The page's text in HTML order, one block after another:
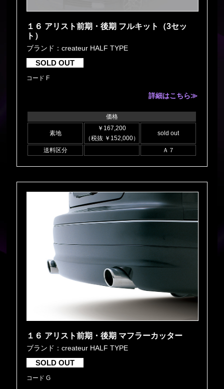
１６ アリスト前期・後期 フルキット（3セッ
ト）
ブランド：createur HALF TYPE
SOLD OUT
コード F
詳細はこちら≫
価格
素地
￥167,200
（税抜 ￥152,000）
sold out
送料区分 Ａ７
１６ アリスト前期・後期 マフラーカッター
ブランド：createur HALF TYPE
SOLD OUT
コード G